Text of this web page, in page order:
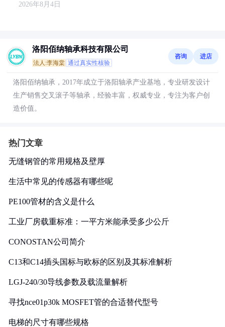
2026年8月4日
洛阳佰纳轴承科技有限公司
法人:李海棠 通过真实性核验
咨询 进店
洛阳佰纳轴承，2017年成立于洛阳轴承产业基地，专业研发设计
生产销售交叉滚子等轴承，经验丰富，权威专业，专注为客户创
造价值。
热门文章
无缝钢管的常用规格及壁厚
生活中常见的传感器有哪些呢
PE100管材的含义是什么
工业厂房载重标准：一平方米能承受多少公斤
CONOSTAN公司简介
C13和C14插头国标与欧标的区别及其标准解析
LGJ-240/30导线参数及载流量解析
寻找nce01p30k MOSFET管的合适替代型号
电梯的尺寸有哪些规格